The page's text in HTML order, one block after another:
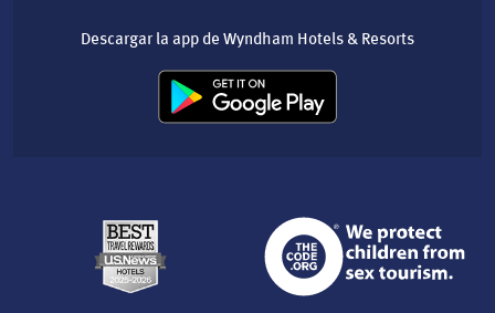
Descargar la app de Wyndham Hotels & Resorts